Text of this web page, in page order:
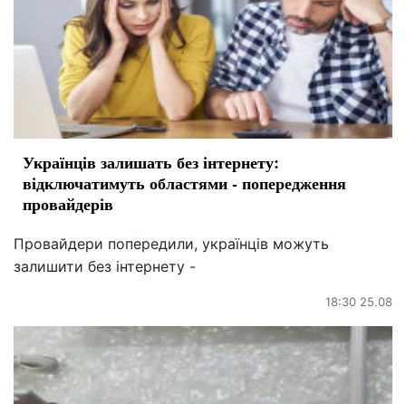
Українців залишать без інтернету:
відключатимуть областями - попередження
провайдерів
Провайдери попередили, українців можуть
залишити без інтернету -
18:30 25.08